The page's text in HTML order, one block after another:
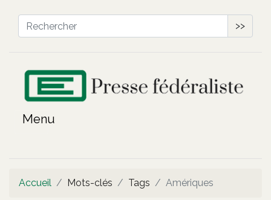
>>
Accueil Mots-clés Tags Amériques